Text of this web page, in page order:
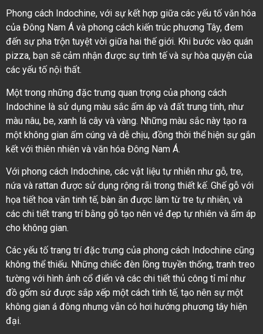
Phong cách Indochine, với sự kết hợp giữa các yếu tố văn hóa
của Đông Nam Á và phong cách kiến trúc phương Tây, đem
đến sự pha trộn tuyệt vời giữa hai thế giới. Khi bước vào quán
pizza, bạn sẽ cảm nhận được sự tinh tế và sự hòa quyện của
các yếu tố nội thất.
Một trong những đặc trưng quan trọng của phong cách
Indochine là sử dụng màu sắc ấm áp và đất trung tính, như
màu nâu, be, xanh lá cây và vàng. Những màu sắc này tạo ra
một không gian ấm cúng và dễ chịu, đồng thời thể hiện sự gắn
kết với thiên nhiên và văn hóa Đông Nam Á.
Với phong cách Indochine, các vật liệu tự nhiên như gỗ, tre,
nứa và rattan được sử dụng rộng rãi trong thiết kế. Ghế gỗ với
họa tiết hoa văn tinh tế, bàn ăn được làm từ tre tự nhiên, và
các chi tiết trang trí bằng gỗ tạo nên vẻ đẹp tự nhiên và ấm áp
cho không gian.
Các yếu tố trang trí đặc trưng của phong cách Indochine cũng
không thể thiếu. Những chiếc đèn lồng truyền thống, tranh treo
tường với hình ảnh cổ điển và các chi tiết thủ công tỉ mỉ như
đồ gốm sứ được sắp xếp một cách tinh tế, tạo nên sự một
không gian á đông nhưng vẫn có hơi hướng phương tây hiện
đại.